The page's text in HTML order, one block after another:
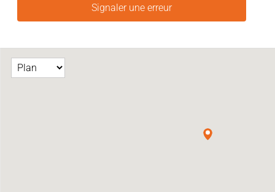
Signaler une erreur